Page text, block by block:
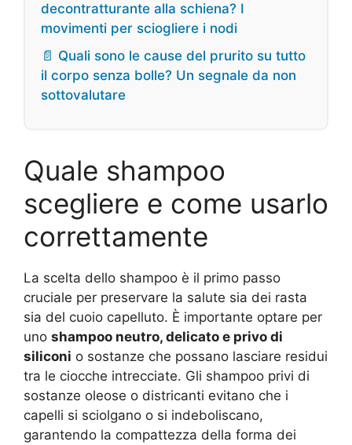
decontratturante alla schiena? I
movimenti per sciogliere i nodi
📄 Quali sono le cause del prurito su tutto
il corpo senza bolle? Un segnale da non
sottovalutare
Quale shampoo
scegliere e come usarlo
correttamente
La scelta dello shampoo è il primo passo
cruciale per preservare la salute sia dei rasta
sia del cuoio capelluto. È importante optare per
uno shampoo neutro, delicato e privo di
siliconi o sostanze che possano lasciare residui
tra le ciocche intrecciate. Gli shampoo privi di
sostanze oleose o districanti evitano che i
capelli si sciolgano o si indeboliscano,
garantendo la compattezza della forma dei